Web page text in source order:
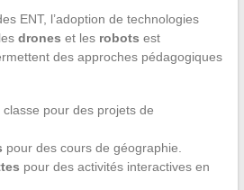
ENT, l’adoption de technologies
les drones et les robots est
des approches pédagogiques
classe pour des projets de
pour des cours de géographie.
pour des activités interactives en